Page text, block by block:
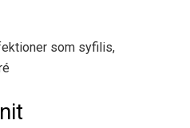
som syfilis,